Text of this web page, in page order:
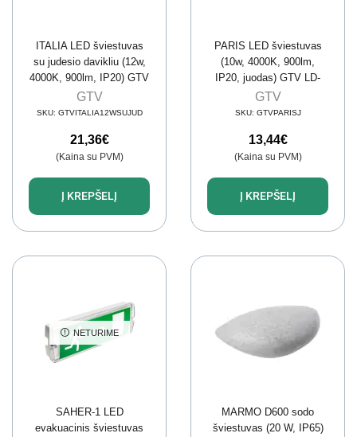
ITALIA LED šviestuvas
su judesio davikliu (12w,
4000K, 900lm, IP20) GTV
OS-ITL12W-LED
GTV
SKU: GTVITALIA12WSUJUD
21,36€
(Kaina su PVM)
Į KREPŠELĮ
PARIS LED šviestuvas
(10w, 4000K, 900lm,
IP20, juodas) GTV LD-
PAR10W40BC-10
GTV
SKU: GTVPARISJ
13,44€
(Kaina su PVM)
Į KREPŠELĮ
NETURIME
SAHER-1 LED
evakuacinis šviestuvas
MARMO D600 sodo
šviestuvas (20 W, IP65)